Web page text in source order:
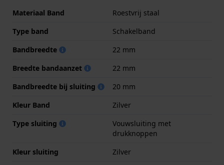
Materiaal Band
Roestvrij staal
Type band
Schakelband
Bandbreedte
22 mm
Breedte bandaanzet
22 mm
Bandbreedte bij sluiting
20 mm
Kleur Band
Zilver
Type sluiting
Vouwsluiting met
drukknoppen
Kleur sluiting
Zilver